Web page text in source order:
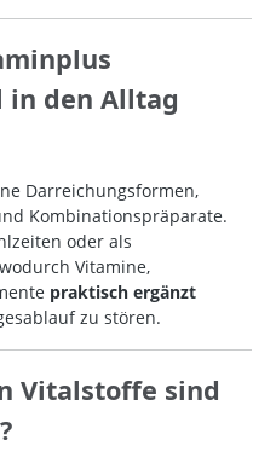
den Alltag
Darreichungsformen,
Kombinationspräparate.
oder als
Vitamine,
praktisch ergänzt
zu stören.
Vitalstoffe sind